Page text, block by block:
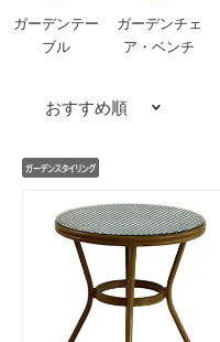
ガーデンテー
ブル
ガーデンチェ
ア・ベンチ
おすすめ順